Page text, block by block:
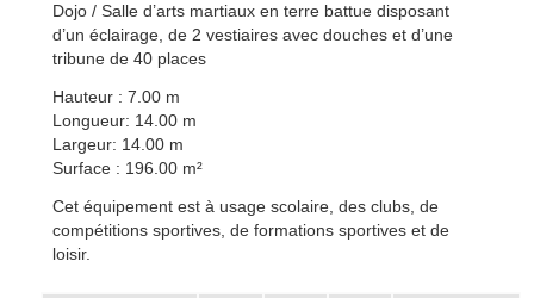
Dojo / Salle d’arts martiaux en terre battue disposant
d’un éclairage, de 2 vestiaires avec douches et d’une
tribune de 40 places
Hauteur : 7.00 m
Longueur: 14.00 m
Largeur: 14.00 m
Surface : 196.00 m²
Cet équipement est à usage scolaire, des clubs, de
compétitions sportives, de formations sportives et de
loisir.